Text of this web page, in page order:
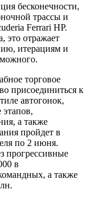
бесконечности,
трассы и
Ferrari HP.
это отражает
итерациям и
торговое
присоединиться к
автогонок,
а также
пройдет в
по 2 июня.
прогрессивные
в
а также